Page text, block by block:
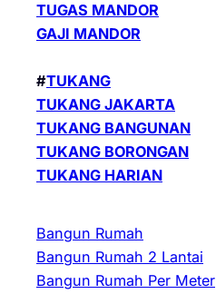
TUGAS MANDOR
GAJI MANDOR
#TUKANG
TUKANG JAKARTA
TUKANG BANGUNAN
TUKANG BORONGAN
TUKANG HARIAN
Bangun Rumah
Bangun Rumah 2 Lantai
Bangun Rumah Per Meter